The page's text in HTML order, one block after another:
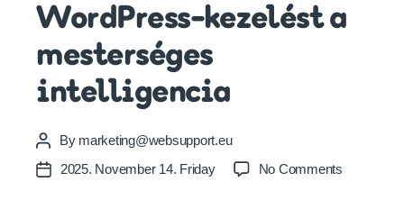
WordPress-kezelést a
mesterséges
intelligencia
Post
author
By marketing@websupport.eu
Post2025. November 14. Friday No Commentson